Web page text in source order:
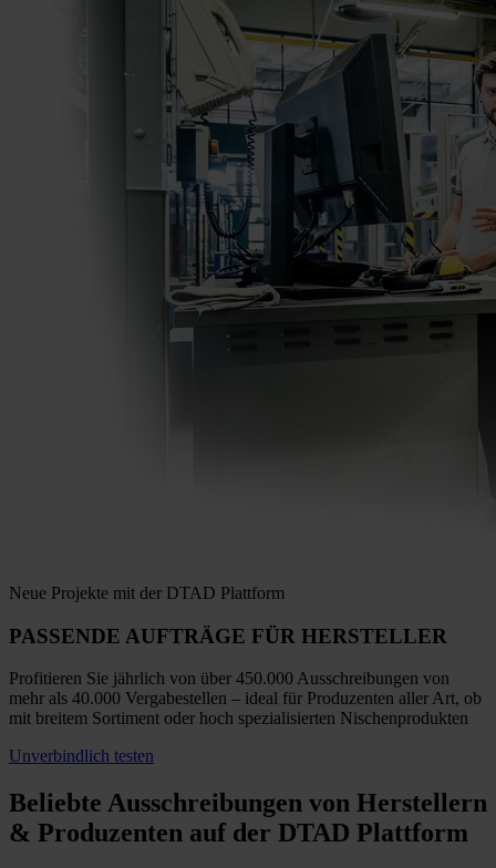
Neue Projekte mit der DTAD Plattform
PASSENDE AUFTRÄGE FÜR HERSTELLER
Profitieren Sie jährlich von über 450.000 Ausschreibungen von
mehr als 40.000 Vergabestellen – ideal für Produzenten aller Art, ob
mit breitem Sortiment oder hoch spezialisierten Nischenprodukten
Unverbindlich testen
Beliebte Ausschreibungen von Herstellern
& Produzenten auf der DTAD Plattform